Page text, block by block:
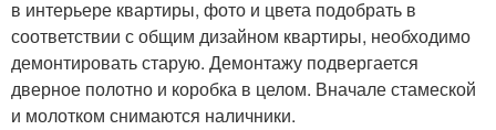
в интерьере квартиры, фото и цвета подобрать в
соответствии с общим дизайном квартиры, необходимо
демонтировать старую. Демонтажу подвергается
дверное полотно и коробка в целом. Вначале стамеской
и молотком снимаются наличники.